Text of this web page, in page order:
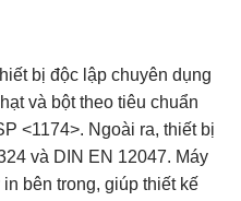
bị độc lập chuyên dụng
và bột theo tiêu chuẩn
<1174>. Ngoài ra, thiết bị
và DIN EN 12047. Máy
bên trong, giúp thiết kế